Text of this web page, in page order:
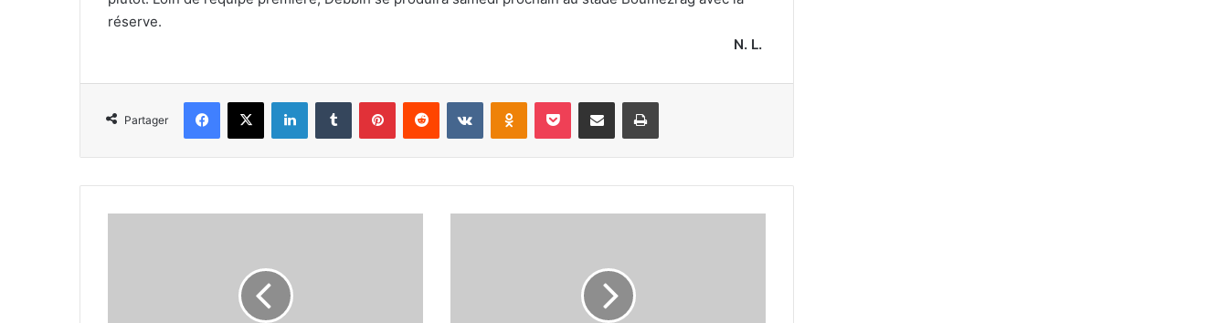
réserve.
N. L.
Partager
Facebook
X LinkedinTumblr PinterestReddit VKontakteOdnoklassniki
Pocket Partager par email Imprimer